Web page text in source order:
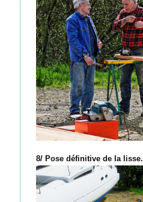
8/ Pose définitive de la lisse.